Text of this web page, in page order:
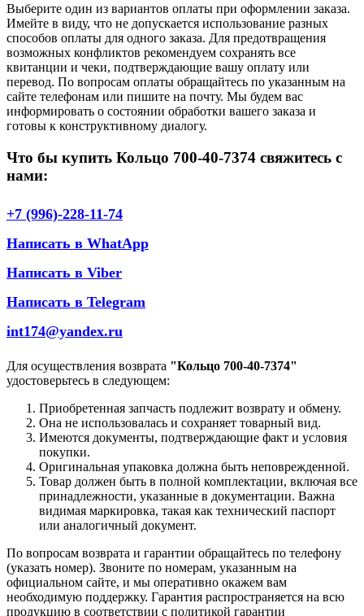
Выберите один из вариантов оплаты при оформлении заказа.
Имейте в виду, что не допускается использование разных
способов оплаты для одного заказа. Для предотвращения
возможных конфликтов рекомендуем сохранять все
квитанции и чеки, подтверждающие вашу оплату или
перевод. По вопросам оплаты обращайтесь по указанным на
сайте телефонам или пишите на почту. Мы будем вас
информировать о состоянии обработки вашего заказа и
готовы к конструктивному диалогу.
Что бы купить Кольцо 700-40-7374 свяжитесь с
нами:
+7 (996)-228-11-74
Написать в WhatApp
Написать в Viber
Написать в Telegram
int174@yandex.ru
Для осуществления возврата "Кольцо 700-40-7374"
удостоверьтесь в следующем:
Приобретенная запчасть подлежит возврату и обмену.
Она не использовалась и сохраняет товарный вид.
Имеются документы, подтверждающие факт и условия
покупки.
Оригинальная упаковка должна быть неповрежденной.
Товар должен быть в полной комплектации, включая все
принадлежности, указанные в документации. Важна
видимая маркировка, такая как технический паспорт
или аналогичный документ.
По вопросам возврата и гарантии обращайтесь по телефону
(указать номер). Звоните по номерам, указанным на
официальном сайте, и мы оперативно окажем вам
необходимую поддержку. Гарантия распространяется на всю
продукцию в соответствии с политикой гарантии